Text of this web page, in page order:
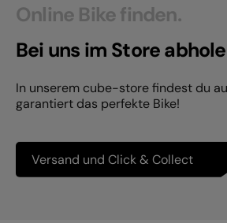
Online Bike finden.
Bei uns im Store
In unserem cube-store findest du
garantiert das perfekte Bike!
Versand und Click & Collect